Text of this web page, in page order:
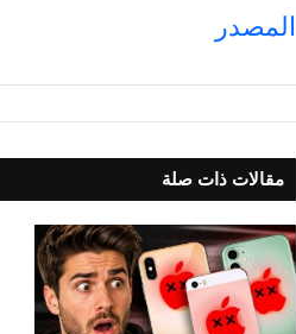
المصدر
مقالات ذات صلة